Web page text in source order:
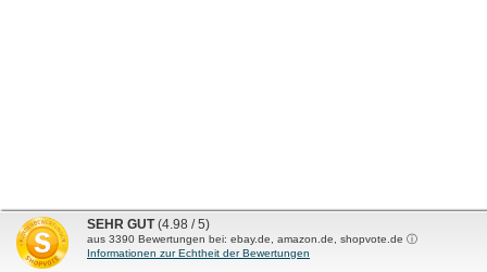
SEHR GUT (4.98 / 5)
aus 3390 Bewertungen bei: ebay.de, amazon.de, shopvote.de ⓘ
Informationen zur Echtheit der Bewertungen